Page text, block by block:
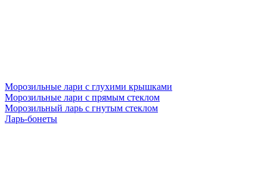
Морозильные лари с глухими крышками
Морозильные лари с прямым стеклом
Морозильный ларь с гнутым стеклом
Ларь-бонеты